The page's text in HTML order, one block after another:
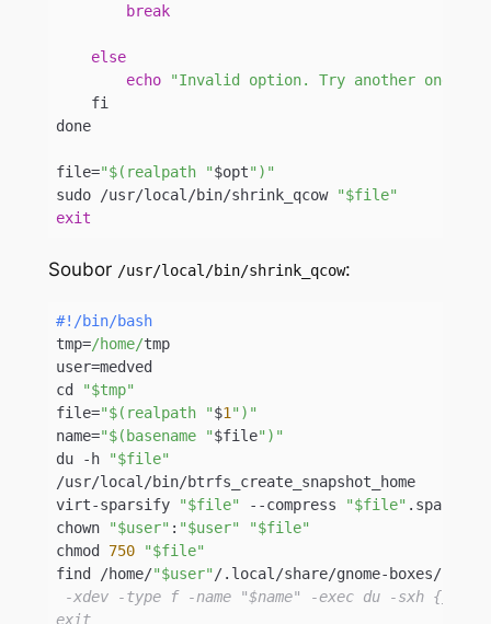
break
else
echo
"Invalid option. Try another one."
    fi
done
file="$(realpath "$opt")"
sudo /usr/local/bin/shrink_qcow "$file"
exit
Soubor /usr/local/bin/shrink_qcow:
#!/bin/bash
tmp=/home/tmp
user=medved
cd
"$tmp"
file="$(realpath "$1 ")"
name="$(basename "$file")"
du -h
"$file"
/usr/local/bin/btrfs_create_snapshot_home
virt-sparsify
"$file" --compress "$file" .spars --
chown
"$user" : "$user"
"$file"
chmod 750
"$file"
find /home/"$user" /.local/share/gnome-boxes/
-xdev -type f -name "$name" -exec du -sxh {}
exit